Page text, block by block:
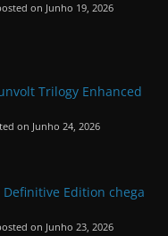
on Junho 19, 2026
Trilogy Enhanced
on Junho 24, 2026
Edition chega
on Junho 23, 2026